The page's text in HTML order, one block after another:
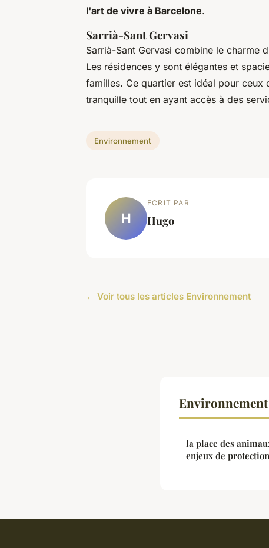
l'art de vivre à Barcelone.
Sarrià-Sant Gervasi
Sarrià-Sant Gervasi combine le charme
Les résidences y sont élégantes et
familles. Ce quartier est idéal pour ceux
tranquille tout en ayant accès à des
Environnement
H
ECRIT PAR
Hugo
← Voir tous les articles Environnement
la place des
enjeux de